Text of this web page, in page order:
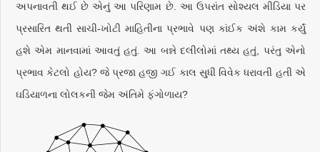
અપનાવતી થઈ છે એનું આ પરિણામ છે. આ ઉપરાંત સોશ્યલ મીડિયા પર
પ્રસારિત થતી સાચી-ખોટી માહિતીના પ્રભાવે પણ કાંઈક અંશે કામ કર્યું
હશે એમ માનવામાં આવતું હતું. આ બન્ને દલીલોમાં તથ્ય હતું, પરંતુ એનો
પ્રભાવ કેટલો હોય? જે પ્રજા હજી ગઈ કાલ સુધી વિવેક ધરાવતી હતી એ
ઘડિયાળના લોલકની જેમ અંતિમે ફંગોળાય?